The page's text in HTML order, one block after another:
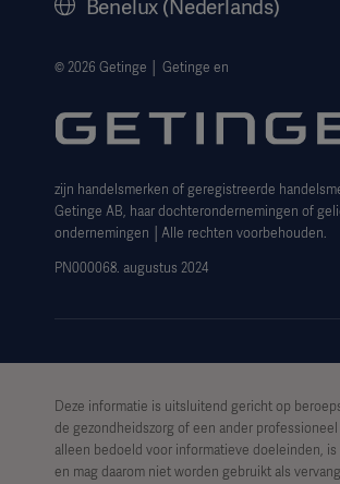
Privacyverklaring website
Aanvraagformulier voor betrokkenen
Benelux (Nederlands)
© 2026 Getinge │ Getinge en
zijn handelsmerken of geregistreerde
Getinge AB, haar dochterondernemingen of
ondernemingen │Alle rechten voorbehouden.
PN000068. augustus 2024
Deze informatie is uitsluitend gericht op
de gezondheidszorg of een ander
alleen bedoeld voor informatieve doeleinden,
en mag daarom niet worden gebruikt als